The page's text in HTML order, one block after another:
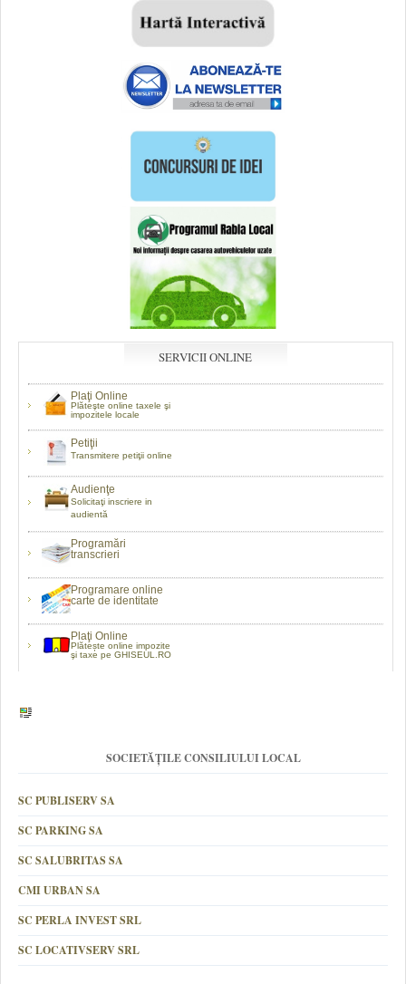
SERVICII ONLINE
Plaţi Online
Plăteşte online taxele şi
impozitele locale
Petiţii
Transmitere petiţii online
Audienţe
Solicitaţi inscriere in
audientă
Programări
transcrieri
Programare online
carte de identitate
Plaţi Online
Plătește online impozite
şi taxe pe GHISEUL.RO
SOCIETĂȚILE CONSILIULUI LOCAL
SC PUBLISERV SA
SC PARKING SA
SC SALUBRITAS SA
CMI URBAN SA
SC PERLA INVEST SRL
SC LOCATIVSERV SRL